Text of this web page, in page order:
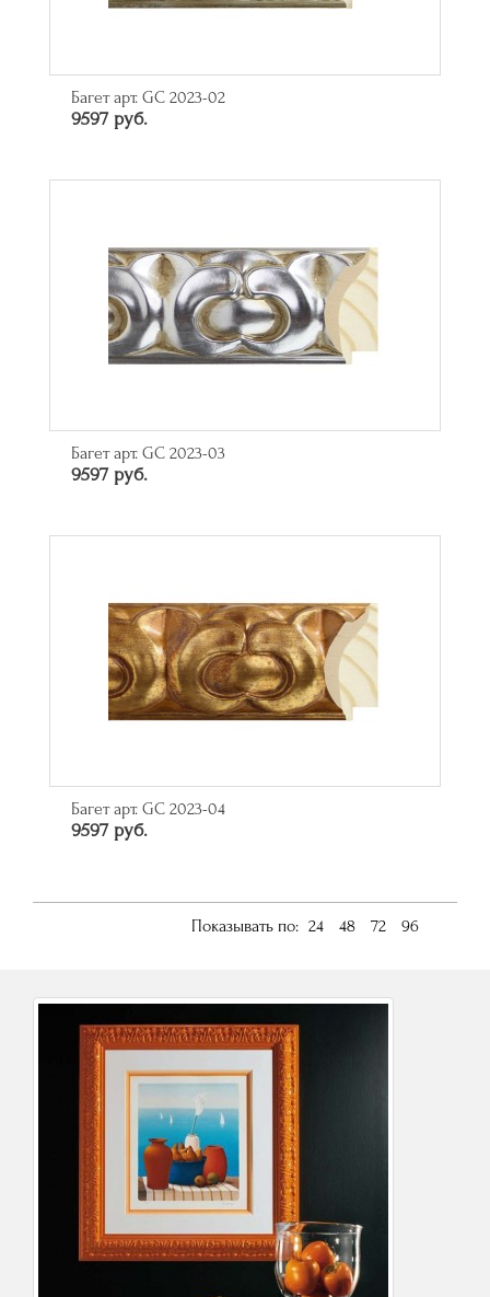
Багет арт. GC 2023-02
9597 руб.
Багет арт. GC 2023-03
9597 руб.
Багет арт. GC 2023-04
9597 руб.
Показывать по: 24 48 72 96